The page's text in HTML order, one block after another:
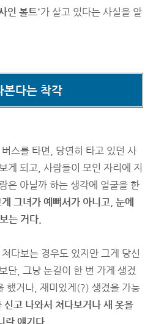
인 볼트'가 살고 있다는 사실을 알
본다는 착각
스를 타면, 당연히 타고 있던 사
게 되고, 사람들이 모인 자리에 지
은 아닐까 하는 생각에 얼굴을 한
그녀가 예뻐서가 아니고, 눈에
는 거다.
다보는 경우도 있지만 그게 당신
단, 그냥 눈길이 한 번 가게 생겼
했거나, 재미있게(?) 생겼을 가능
신고 나와서 쳐다보거나 새 옷을